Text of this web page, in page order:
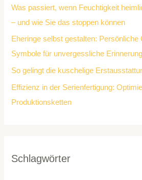
Was passiert, wenn Feuchtigkeit
– und wie Sie das stoppen können
Eheringe selbst gestalten: Persönliche
Symbole für unvergessliche
So gelingt die kuschelige
Effizienz in der Serienfertigung:
Produktionsketten
Schlagwörter